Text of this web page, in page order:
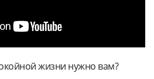
жизни нужно вам?